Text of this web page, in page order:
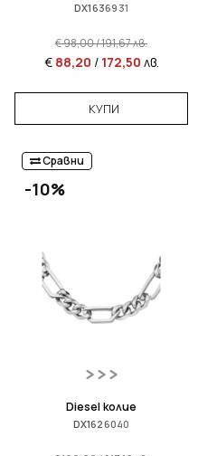
DX1636931
€98,00/191,67лв.
€ 88,20 / 172,50 лв.
КУПИ
Сравни
-10%
Diesel колие
DX1626040